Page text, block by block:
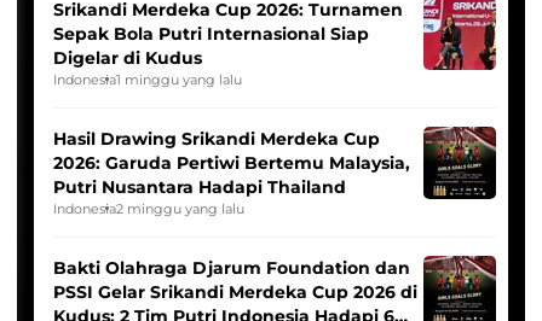
Srikandi Merdeka Cup 2026: Turnamen
Sepak Bola Putri Internasional Siap
Digelar di Kudus
Indonesia1 minggu yang lalu
Hasil Drawing Srikandi Merdeka Cup
2026: Garuda Pertiwi Bertemu Malaysia,
Putri Nusantara Hadapi Thailand
Indonesia2 minggu yang lalu
Bakti Olahraga Djarum Foundation dan
PSSI Gelar Srikandi Merdeka Cup 2026 di
Kudus: 2 Tim Putri Indonesia Hadapi 6